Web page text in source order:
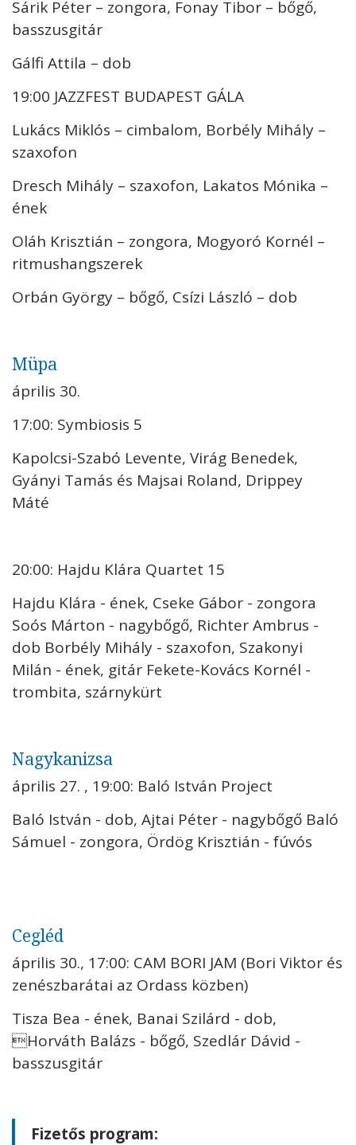
Sárik Péter – zongora, Fonay Tibor – bőgő,
basszusgitár
Gálfi Attila – dob
19:00 JAZZFEST BUDAPEST GÁLA
Lukács Miklós – cimbalom, Borbély Mihály –
szaxofon
Dresch Mihály – szaxofon, Lakatos Mónika –
ének
Oláh Krisztián – zongora, Mogyoró Kornél –
ritmushangszerek
Orbán György – bőgő, Csízi László – dob
Müpa
április 30.
17:00: Symbiosis 5
Kapolcsi-Szabó Levente, Virág Benedek,
Gyányi Tamás és Majsai Roland, Drippey
Máté
20:00: Hajdu Klára Quartet 15
Hajdu Klára - ének, Cseke Gábor - zongora
Soós Márton - nagybőgő, Richter Ambrus -
dob Borbély Mihály - szaxofon, Szakonyi
Milán - ének, gitár Fekete-Kovács Kornél -
trombita, szárnykürt
Nagykanizsa
április 27. , 19:00: Baló István Project
Baló István - dob, Ajtai Péter - nagybőgő Baló
Sámuel - zongora, Ördög Krisztián - fúvós
Cegléd
április 30., 17:00: CAM BORI JAM (Bori Viktor és
zenészbarátai az Ordass közben)
Tisza Bea - ének, Banai Szilárd - dob,
Horváth Balázs - bőgő, Szedlár Dávid -
basszusgitár
Fizetős program: